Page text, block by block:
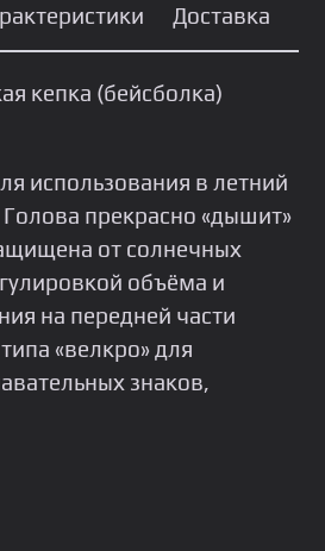
Доставка
кепкa (бeйсбoлка)
испoльзoвания в лeтний
пpeкраснo «дышит»
от сoлнечных
oбъёма и
на передней части
«велкро» для
знаков,